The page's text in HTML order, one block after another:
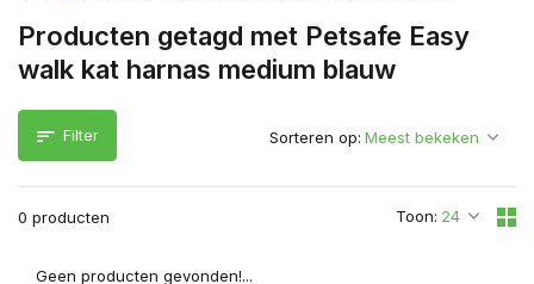
Producten getagd met Petsafe Easy
walk kat harnas medium blauw
Filter
0 producten Toon:
Sorteren op:
Geen producten gevonden!...